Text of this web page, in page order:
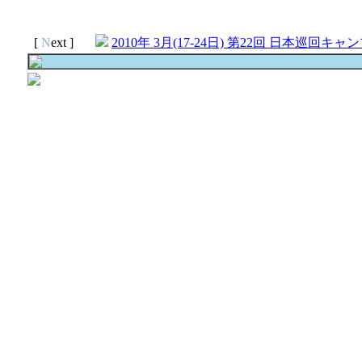
[ Next ] 2010年 3月(17-24日) 第22回 日本巡回キャ